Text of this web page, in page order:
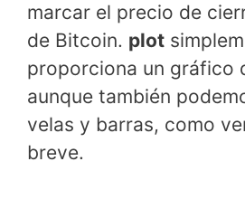
marcar el precio de
de Bitcoin. plot
proporciona un gráfico
aunque también
velas y barras, como
breve.